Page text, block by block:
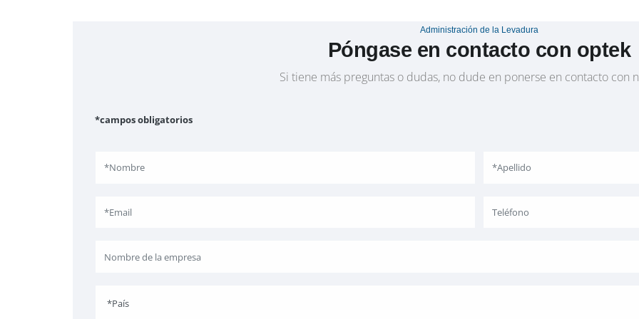
Administración de la Levadura
Póngase en contacto con optek
Si tiene más preguntas o dudas, no dude en ponerse en contacto con
*campos obligatorios